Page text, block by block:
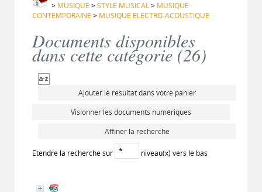
> MUSIQUE >STYLE MUSICAL> MUSIQUE
CONTEMPORAINE > MUSIQUE ELECTRO-ACOUSTIQUE
Documents disponibles
dans cette catégorie (26)
Ajouter le résultat dans votre panier
Visionner les documents numériques
Affiner la recherche
Etendre la recherche sur niveau(x) vers le bas